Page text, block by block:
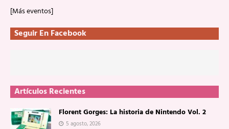
[Más eventos]
Seguir En Facebook
Artículos Recientes
Florent Gorges: La historia de Nintendo Vol. 2
5 agosto, 2026